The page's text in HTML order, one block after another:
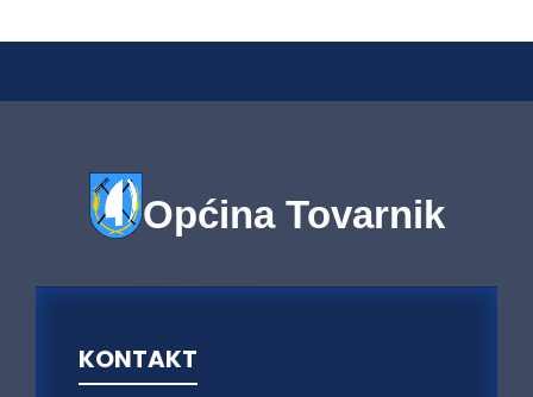
Općina Tovarnik
KONTAKT